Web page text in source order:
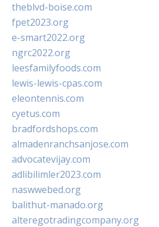
theblvd-boise.com
fpet2023.org
e-smart2022.org
ngrc2022.org
leesfamilyfoods.com
lewis-lewis-cpas.com
eleontennis.com
cyetus.com
bradfordshops.com
almadenranchsanjose.com
advocatevijay.com
adlibilimler2023.com
naswwebed.org
balithut-manado.org
alteregotradingcompany.org